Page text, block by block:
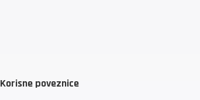
Korisne poveznice